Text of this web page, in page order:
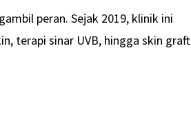
peran. Sejak 2019, klinik ini
terapi sinar UVB, hingga skin graft